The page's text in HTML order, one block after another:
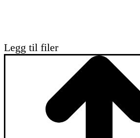
Legg til filer